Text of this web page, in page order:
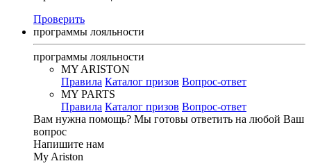
Проверить
программы лояльности
программы лояльности
MY ARISTON
Правила Каталог призов Вопрос-ответ
MY PARTS
Правила Каталог призов Вопрос-ответ
Вам нужна помощь? Мы готовы ответить на любой Ваш
вопрос
Напишите нам
My Ariston